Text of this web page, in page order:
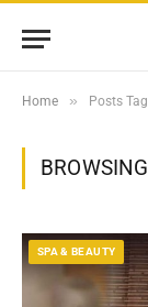
Home » Posts
SPA & BEAUTY